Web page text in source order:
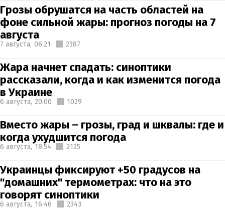
Грозы обрушатся на часть областей на
фоне сильной жары: прогноз погоды на 7
августа
7 августа, 06:21 2387
Жара начнет спадать: синоптики
рассказали, когда и как изменится погода
в Украине
6 августа, 20:00 1029
Вместо жары – грозы, град и шквалы: где и
когда ухудшится погода
6 августа, 18:54 2125
Украинцы фиксируют +50 градусов на
"домашних" термометрах: что на это
говорят синоптики
6 августа, 16:46 2343